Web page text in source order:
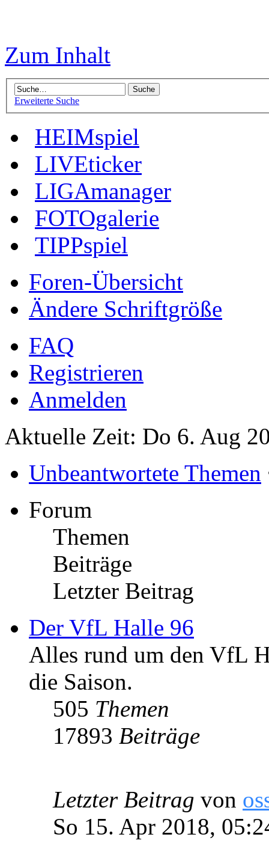
Zum Inhalt
Erweiterte Suche
HEIMspiel
LIVEticker
LIGAmanager
FOTOgalerie
TIPPspiel
Foren-Übersicht
Ändere Schriftgröße
FAQ
Registrieren
Anmelden
Aktuelle Zeit: Do 6. Aug
Unbeantwortete Themen
Forum
Themen
Beiträge
Letzter Beitrag
Der VfL Halle 96
Alles rund um den VfL
die Saison.
505 Themen
17893 Beiträge
Letzter Beitrag von
So 15. Apr 2018,